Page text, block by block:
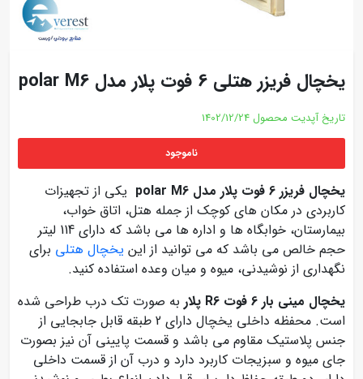
یخچال فریزر هتلی 6 فوت پلار مدل polar M6
تاریخ آپدیت محصول 1402/12/24
ناموجود
یخچال فریزر 6 فوت پلار مدل polar M6
یکی از تجهیزات
کاربردی در مکان های کوچک از جمله هتل، اتاق خواب،
بیمارستان، خوابگاه ها و اداره ها می باشد که دارای 114 لیتر
حجم خالص می باشد که می توانید از این یخچال هتلی برای
نگهداری از نوشیدنی، میوه و میان وعده استفاده کنید.
یخچال مینی بار 6 فوت R6 پلار
به صورت تک درب طراحی شده
است. محفظه داخلی یخچال دارای 2 طبقه قابل جابجایی از
جنس پلاستیک مقاوم می باشد و قسمت پایینی آن نیز بصورت
جای میوه و سبزیجات کاربرد دارد و درب آن از قسمت داخلی